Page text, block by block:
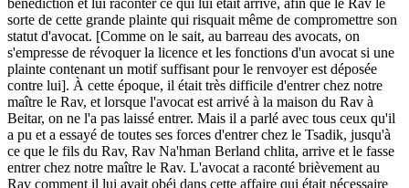
sorte de cette grande plainte qui risquait même de compromettre son
statut d'avocat. [Comme on le sait, au barreau des avocats, on
s'empresse de révoquer la licence et les fonctions d'un avocat si une
plainte contenant un motif suffisant pour le renvoyer est déposée
contre lui]. À cette époque, il était très difficile d'entrer chez notre
maître le Rav, et lorsque l'avocat est arrivé à la maison du Rav à
Beitar, on ne l'a pas laissé entrer. Mais il a parlé avec tous ceux qu'il
a pu et a essayé de toutes ses forces d'entrer chez le Tsadik, jusqu'à
ce que le fils du Rav, Rav Na'hman Berland chlita, arrive et le fasse
entrer chez notre maître le Rav. L'avocat a raconté brièvement au
Rav comment il lui avait obéi dans cette affaire qui était nécessaire